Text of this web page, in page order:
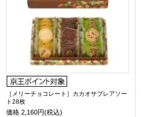
［メリーチョコレート］カカオサブレアソー
ト28枚
価格 2,160円(税込)